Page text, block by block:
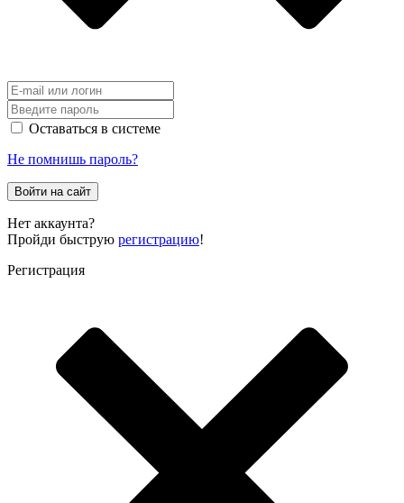
Оставаться в системе
Не помнишь пароль?
Войти на сайт
Нет аккаунта?
Пройди быструю регистрацию!
Регистрация